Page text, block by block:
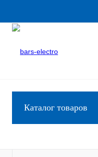
Каталог товаров